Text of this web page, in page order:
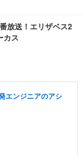
放送！エリザベス2
カス
エンジニアのアシ